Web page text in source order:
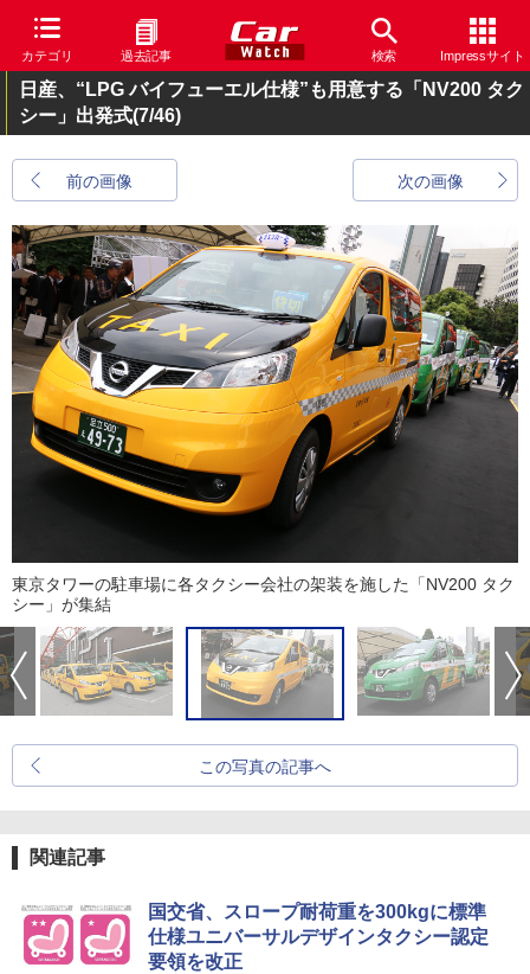
カテゴリ 過去記事 検索 Impressサイト
日産、“LPG バイフューエル仕様”も用意する「NV200 タク
シー」出発式(7/46)
前の画像 次の画像
東京タワーの駐車場に各タクシー会社の架装を施した「NV200 タク
シー」が集結
この写真の記事へ
関連記事
国交省、スロープ耐荷重を300kgに標準
仕様ユニバーサルデザインタクシー認定
要領を改正